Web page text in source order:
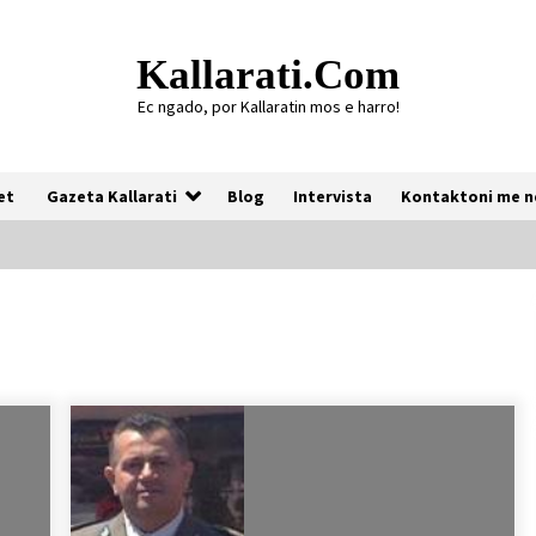
Kallarati.com
Ec ngado, por Kallaratin mos e harro!
Gazeta Kallarati Blog Intervista Kontaktoni me
Gazeta Kallarati nr. 117
03/05/2026